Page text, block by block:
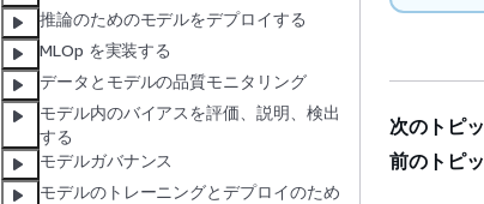
推論のためのモデルをデプロイする
MLOp を実装する
データとモデルの品質モニタリング
モデル内のバイアスを評価、説明、検出
する
モデルガバナンス
モデルのトレーニングとデプロイのため
次のトピ
前のトピ